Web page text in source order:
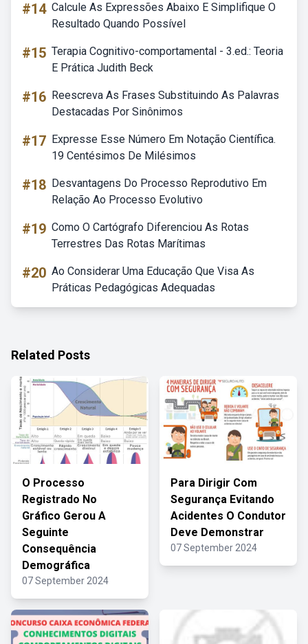
#14 Calcule As Expressões Abaixo E Simplifique O
Resultado Quando Possível
#15 Terapia Cognitivo-comportamental - 3.ed.: Teoria
E Prática Judith Beck
#16 Reescreva As Frases Substituindo As Palavras
Destacadas Por Sinônimos
#17 Expresse Esse Número Em Notação Científica.
19 Centésimos De Milésimos
#18 Desvantagens Do Processo Reprodutivo Em
Relação Ao Processo Evolutivo
#19 Como O Cartógrafo Diferenciou As Rotas
Terrestres Das Rotas Marítimas
#20 Ao Considerar Uma Educação Que Visa As
Práticas Pedagógicas Adequadas
Related Posts
O Processo
Registrado No
Gráfico Gerou A
Seguinte
Consequência
Demográfica
07 September 2024
Para Dirigir Com
Segurança Evitando
Acidentes O Condutor
Deve Demonstrar
07 September 2024